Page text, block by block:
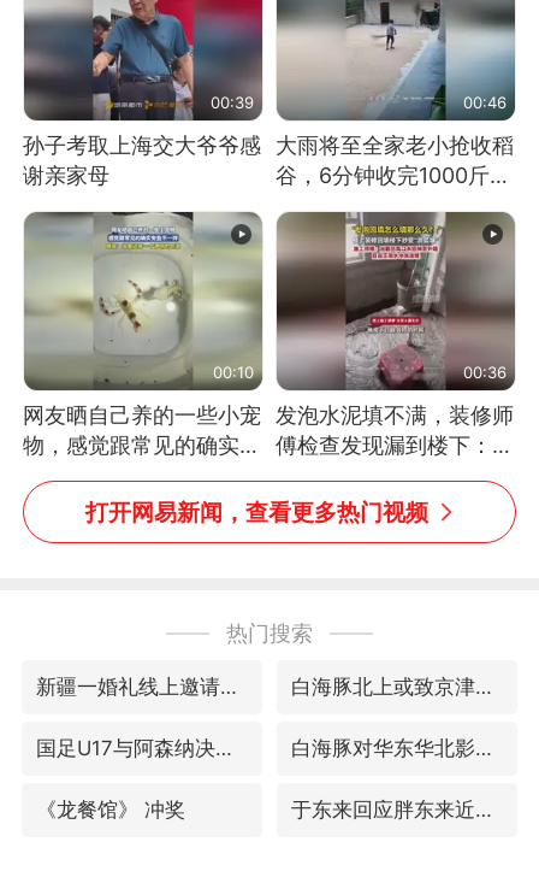
00:39
孙子考取上海交大爷爷感
谢亲家母
00:46
大雨将至全家老小抢收稻
谷，6分钟收完1000斤，
没有一个人掉链子
00:10
网友晒自己养的一些小宠
物，感觉跟常见的确实有
些不一样
00:36
发泡水泥填不满，装修师
傅检查发现漏到楼下：出
风口未延伸到外墙
打开网易新闻，查看更多热门视频
热门搜索
新疆一婚礼线上邀请引热议 白海豚北上或致京津冀暴雨
国足U17与阿森纳决赛取消 并列冠军 白海豚对华东华北影响会大于巴威
《龙餐馆》 冲奖 于东来回应胖东来近25年老店年底关闭